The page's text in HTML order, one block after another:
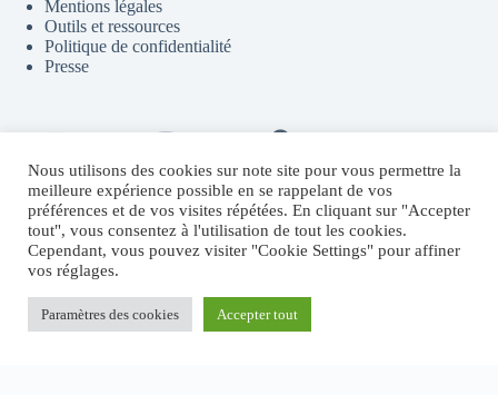
Mentions légales
Outils et ressources
Politique de confidentialité
Presse
Discord
Flux RSS
Sites partenaires
Fructify.io
Revenu Crypto Passif
Systeme.io
MichaelRevel.com
Nous utilisons des cookies sur note site pour vous permettre la
meilleure expérience possible en se rappelant de vos
préférences et de vos visites répétées. En cliquant sur "Accepter
tout", vous consentez à l'utilisation de tout les cookies.
Cependant, vous pouvez visiter "Cookie Settings" pour affiner
vos réglages.
Paramètres des cookies Accepter tout